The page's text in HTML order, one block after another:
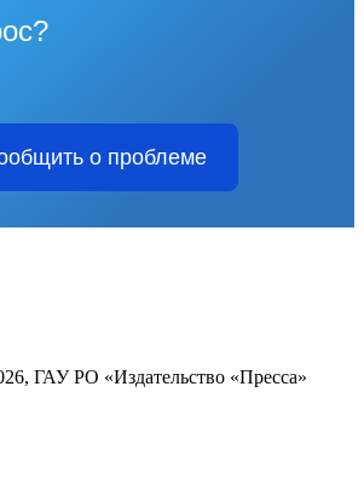
о проблеме
ГАУ РО «Издательство «Пресса»